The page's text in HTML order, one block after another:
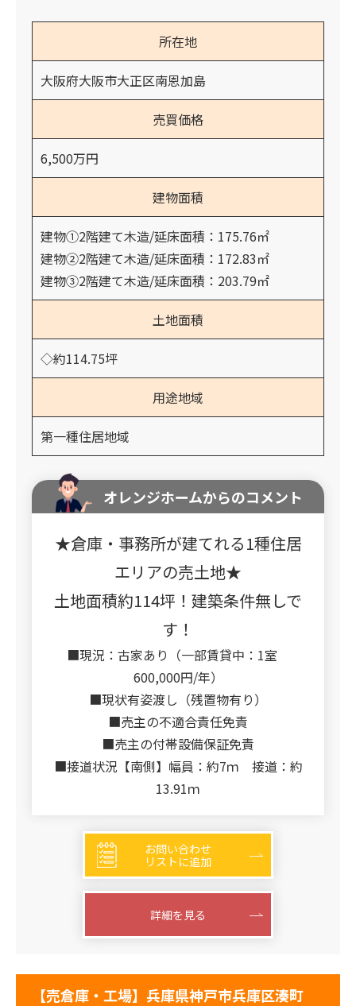
所在地
大阪府大阪市大正区南恩加島
売買価格
6,500万円
建物面積
建物①2階建て木造/延床面積：175.76㎡
建物②2階建て木造/延床面積：172.83㎡
建物③2階建て木造/延床面積：203.79㎡
土地面積
◇約114.75坪
用途地域
第一種住居地域
オレンジホームからのコメント
★倉庫・事務所が建てれる1種住居
エリアの売土地★
土地面積約114坪！建築条件無しで
す！
■現況：古家あり（一部賃貸中：1室
600,000円/年）
■現状有姿渡し（残置物有り）
■売主の不適合責任免責
■売主の付帯設備保証免責
■接道状況【南側】幅員：約7ｍ 接道：約
13.91ｍ
お問い合わせ
リストに追加
詳細を見る
【売倉庫・工場】兵庫県神戸市兵庫区湊町